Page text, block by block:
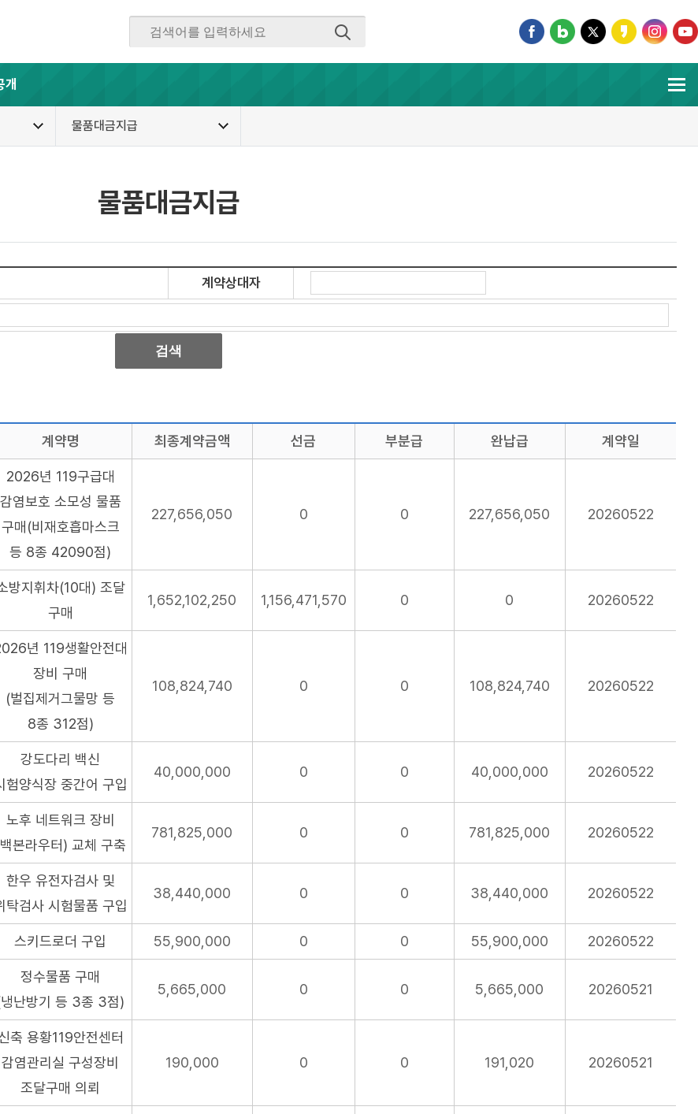
개
물품대금지급
물품대금지급
계약상대자
계약명 최종계약금액 선금 부분급 완납급 계약일
2026년 119구급대
감염보호 소모성 물품
구매(비재호흡마스크
등 8종 42090점)
227,656,050 0 0 227,656,050 20260522
방지휘차(10대) 조달
구매
1,652,102,250 1,156,471,570 0 0 20260522
년 119생활안전대
장비 구매
(벌집제거그물망 등
8종 312점)
108,824,740 0 0 108,824,740 20260522
강도다리 백신
험양식장 중간어 구입
40,000,000 0 0 40,000,000 20260522
노후 네트워크 장비
본라우터) 교체 구축
781,825,000 0 0 781,825,000 20260522
한우 유전자검사 및
탁검사 시험물품 구입
38,440,000 0 0 38,440,000 20260522
스키드로더 구입 55,900,000 0 0 55,900,000 20260522
정수물품 구매
난방기 등 3종 3점)
5,665,000 0 0 5,665,000 20260521
축 용황119안전센터
감염관리실 구성장비
조달구매 의뢰
190,000 0 0 191,020 20260521